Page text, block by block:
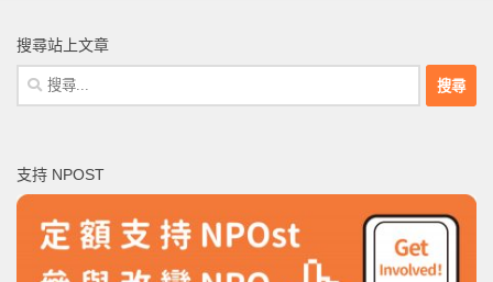
搜尋站上文章
搜
尋
字:
支持 NPOST